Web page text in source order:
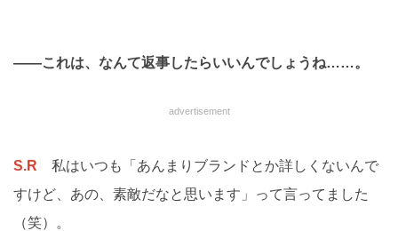
――これは、なんて返事したらいいんでしょうね……。
advertisement
S.R 私はいつも「あんまりブランドとか詳しくないんで
すけど、あの、素敵だなと思います」って言ってました
（笑）。